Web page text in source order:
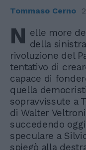
Tommaso Cerno
N elle more
della
rivoluzione del
tentativo di
capace di
quella
sopravvissute a
di Walter
succedendo
speculare a
spiegò alla